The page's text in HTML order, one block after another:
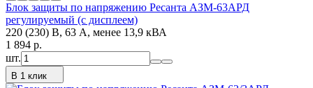
Блок защиты по напряжению Ресанта АЗМ-63АРД
регулируемый (с дисплеем)
220 (230) В, 63 А, менее 13,9 кВА
1 894 p.
шт.
В 1 клик